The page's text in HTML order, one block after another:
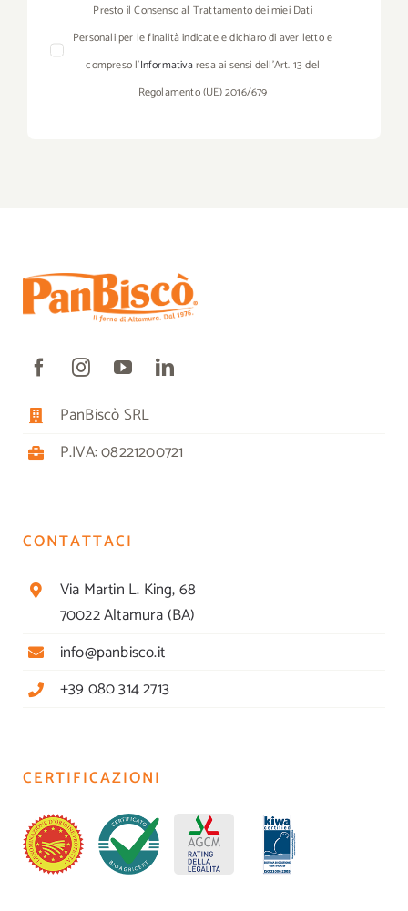
Presto il Consenso al Trattamento dei miei Dati
Personali per le finalità indicate e dichiaro di aver letto e
compreso l’Informativaresa ai sensi dell’Art. 13 del
Regolamento (UE) 2016/679
PanBiscò SRL
P.IVA: 08221200721
CONTATTACI
Via Martin L. King, 68
70022 Altamura (BA)
info@panbisco.it
+39 080 314 2713
CERTIFICAZIONI